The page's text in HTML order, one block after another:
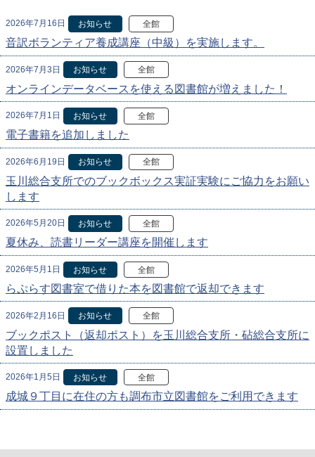
2026年7月16日 お知らせ 全館
音訳ボランティア養成講座（中級）を実施します。
2026年7月3日 お知らせ 全館
オンラインデータベースを使える図書館が増えました！
2026年7月1日 お知らせ 全館
電子書籍を追加しました
2026年6月19日 お知らせ 全館
玉川総合支所でのブックボックス実証実験にご協力をお願い
します
2026年5月20日 お知らせ 全館
夏休み、読書リーダー講座を開催します
2026年5月1日 お知らせ 全館
らぷらす図書室で借りた本を図書館で返却できます
2026年2月16日 お知らせ 全館
ブックポスト（返却ポスト）を玉川総合支所・砧総合支所に
設置しました
2026年1月5日 お知らせ 全館
成城９丁目に在住の方も調布市立図書館をご利用できます